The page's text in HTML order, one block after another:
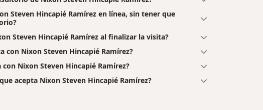
Steven Hincapié Ramírez en línea, sin tener que
Steven Hincapié Ramírez al finalizar la visita?
con Nixon Steven Hincapié Ramírez?
Nixon Steven Hincapié Ramírez?
acepta Nixon Steven Hincapié Ramírez?